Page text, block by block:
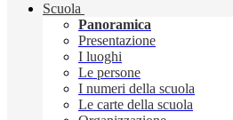
Scuola
Panoramica
Presentazione
I luoghi
Le persone
I numeri della scuola
Le carte della scuola